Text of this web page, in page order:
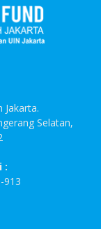
Jakarta.
Selatan,
:
913